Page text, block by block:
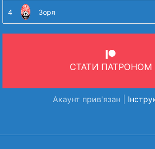
4 Зоря
СТАТИ ПАТРОНОМ
Акаунт прив'язан |